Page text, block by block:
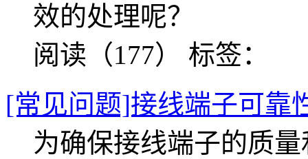
效的处理呢？
阅读（177） 标签：
[常见问题]接线端子可靠
为确保接线端子的质